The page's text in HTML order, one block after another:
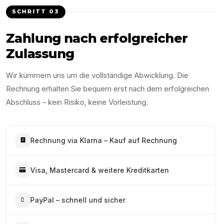
SCHRITT 03
Zahlung nach erfolgreicher
Zulassung
Wir kümmern uns um die vollständige Abwicklung. Die
Rechnung erhalten Sie bequem erst nach dem erfolgreichen
Abschluss – kein Risiko, keine Vorleistung.
Rechnung via Klarna – Kauf auf Rechnung
Visa, Mastercard & weitere Kreditkarten
PayPal – schnell und sicher